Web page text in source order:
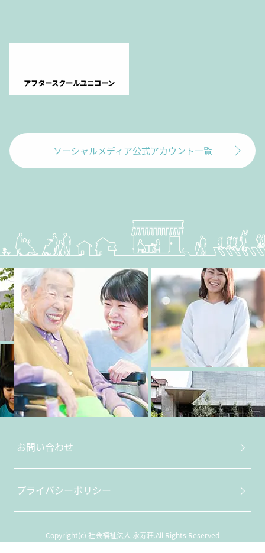
アフタースクールユニコーン
ソーシャルメディア公式アカウント一覧
お問い合わせ
プライバシーポリシー
Copyright(c) 社会福祉法人 永寿荘.All Rights Reserved